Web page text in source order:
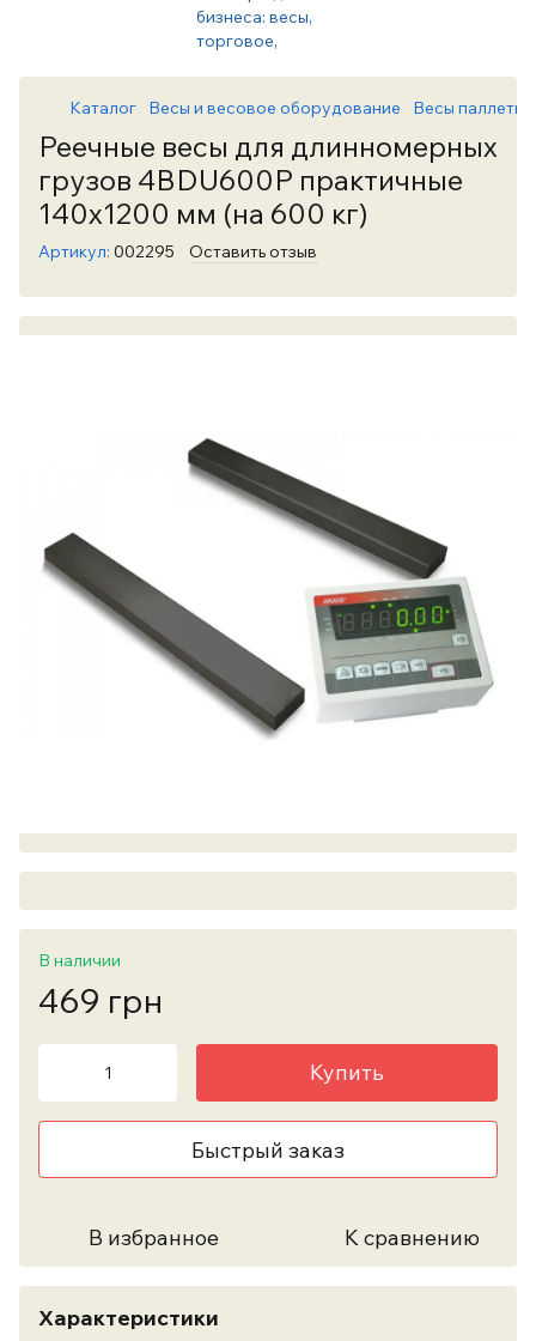
Каталог Весы и весовое оборудование Весы
Реечные весы для длинномерных
грузов 4BDU600Р практичные
140х1200 мм (на 600 кг)
Артикул: 002295 Оставить отзыв
В наличии
469 грн
Купить
Быстрый заказ
В избранное К сравнению
Характеристики